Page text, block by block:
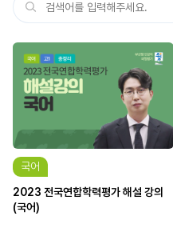
국어
2023 전국연합학력평가 해설 강의
(국어)